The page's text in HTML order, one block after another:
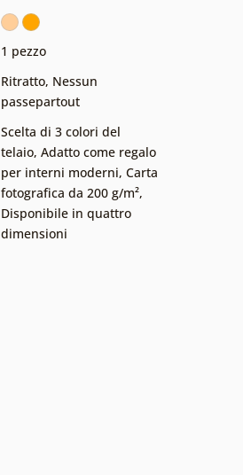
1 pezzo
Ritratto, Nessun
passepartout
Scelta di 3 colori del
telaio, Adatto come regalo
per interni moderni, Carta
fotografica da 200 g/m²,
Disponibile in quattro
dimensioni